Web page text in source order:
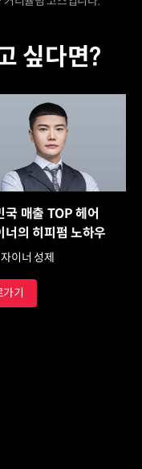
싶다면?
국 매출 TOP 헤어
너의 히피펌 노하우
이너 성제
가기